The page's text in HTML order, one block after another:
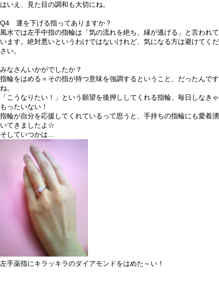
はいえ、見た目の調和も大切にね。
Q4 運を下げる指ってありますか？
風水では左手中指の指輪は「気の流れを絶ち、縁が逃げる」と言われて
います。絶対悪いというわけではないけれど、気になる方は避けてくだ
さい。
みなさんいかがでしたか？
指輪をはめる＝その指が持つ意味を強調するということ、だったんです
ね。
「こうなりたい！」という願望を後押ししてくれる指輪、毎日しなきゃ
もったいない！
指輪が自分を応援してくれているって思うと、手持ちの指輪にも愛着湧
いてきましたよ☆
そしていつかは…
左手薬指にキラッキラのダイアモンドをはめた～い！